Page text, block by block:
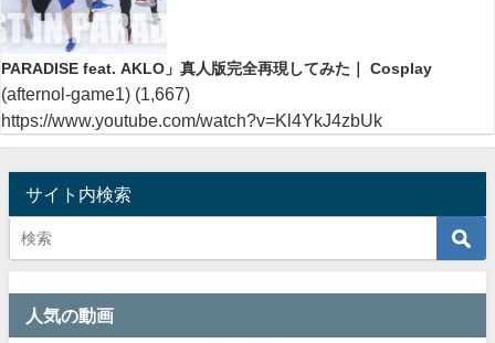
PARADISE feat. AKLO」真人版完全再現してみた｜ Cosplay
(afternol-game1) (1,667)
https://www.youtube.com/watch?v=Kl4YkJ4zbUk
サイト内検索
人気の動画